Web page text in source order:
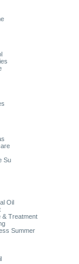
Su
Oil
& Treatment
Summer